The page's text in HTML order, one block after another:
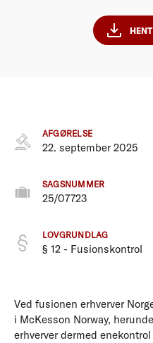
AFGØRELSE
22. september 2025
SAGSNUMMER
25/07723
LOVGRUNDLAG
§ 12 - Fusionskontrol
Ved fusionen erhverver
i McKesson Norway,
erhverver dermed